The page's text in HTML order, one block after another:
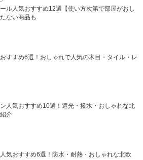
ル人気おすすめ12選【使い方次第で部屋がおし
ない商品も
すすめ6選！おしゃれで人気の木目・タイル・レ
人気おすすめ10選！遮光・撥水・おしゃれな北
介
気おすすめ6選！防水・耐熱・おしゃれな北欧